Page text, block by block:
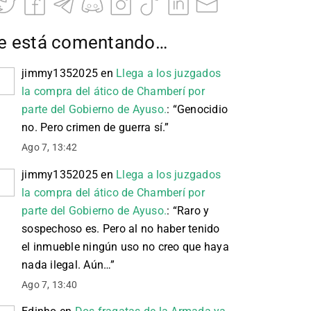
está comentando…
jimmy1352025 en Llega a los juzgados
la compra del ático de Chamberí por
parte del Gobierno de Ayuso.: “Genocidio
no. Pero crimen de guerra sí.”
Ago 7, 13:42
jimmy1352025 en Llega a los juzgados
la compra del ático de Chamberí por
parte del Gobierno de Ayuso.: “Raro y
sospechoso es. Pero al no haber tenido
el inmueble ningún uso no creo que haya
nada ilegal. Aún…”
Ago 7, 13:40